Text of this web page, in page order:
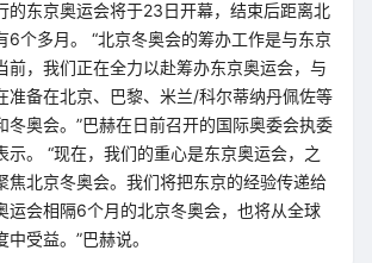
的东京奥运会将于23日开幕，结束后距离北
6个多月。 “北京冬奥会的筹办工作是与东京
前，我们正在全力以赴筹办东京奥运会，与
准备在北京、巴黎、米兰/科尔蒂纳丹佩佐等
冬奥会。”巴赫在日前召开的国际奥委会执委
示。 “现在，我们的重心是东京奥运会，之
焦北京冬奥会。我们将把东京的经验传递给
运会相隔6个月的北京冬奥会，也将从全球
受益。”巴赫说。